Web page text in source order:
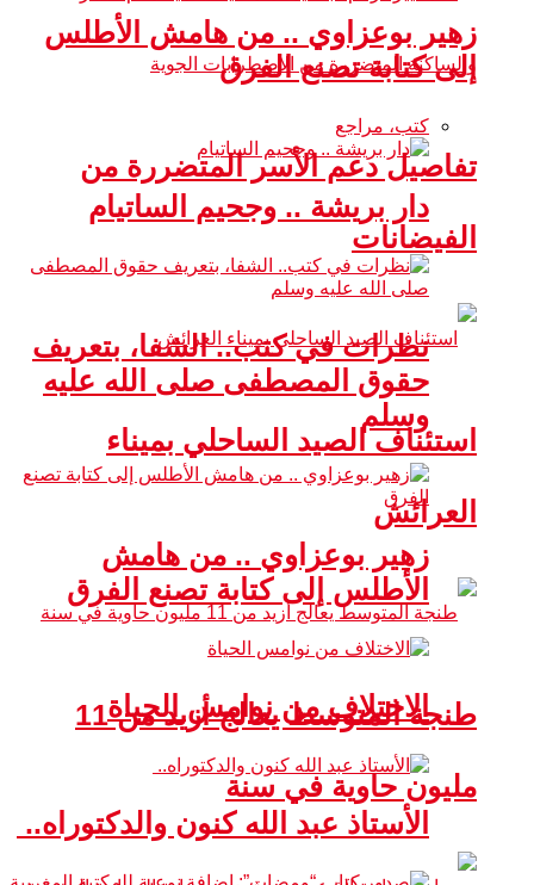
تفاصيل دعم الأسر المتضررة من
الفيضانات
استئناف الصيد الساحلي بميناء
العرائش
طنجة المتوسط يعالج أزيد من 11
مليون حاوية في سنة
زهير بوعزاوي .. من هامش الأطلس
إلى كتابة تصنع الفرق
كتب، مراجع
دار بريشة .. وجحيم الساتيام
نظرات في كتب.. الشفا، بتعريف
حقوق المصطفى صلى الله عليه
وسلم
زهير بوعزاوي .. من هامش
الأطلس إلى كتابة تصنع الفرق
الاختلاف من نوامس الحياة
الأستاذ عبد الله كنون والدكتوراه..